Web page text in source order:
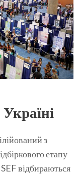
з
етапу
відбираються